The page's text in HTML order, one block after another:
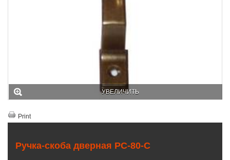
УВЕЛИЧИТЬ
Print
Ручка-скоба дверная РС-80-С